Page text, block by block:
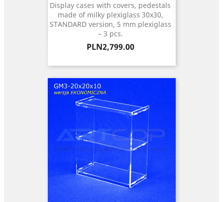
Display cases with covers, pedestals
made of milky plexiglass 30x30,
STANDARD version, 5 mm plexiglass
– 3 pcs.
Price
PLN2,799.00